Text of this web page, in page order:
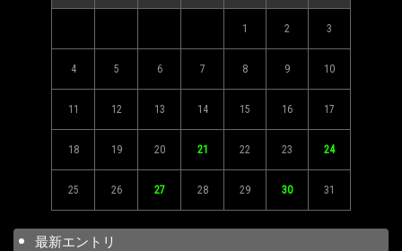
1 2 3
4 5 6 7 8 9 10
11 12 13 14 15 16 17
18 19 20 21 22 23 24
25 26 27 28 29 30 31
最新エントリ